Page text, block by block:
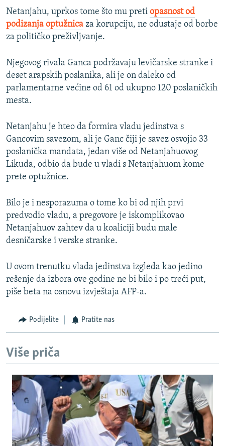
Netanjahu, uprkos tome što mu preti opasnost od
podizanja optužnica za korupciju, ne odustaje od borbe
za političko preživljvanje.
Njegovog rivala Ganca podržavaju levičarske stranke i
deset arapskih poslanika, ali je on daleko od
parlamentarne većine od 61 od ukupno 120 poslaničkih
mesta.
Netanjahu je hteo da formira vladu jedinstva s
Gancovim savezom, ali je Ganc čiji je savez osvojio 33
poslanička mandata, jedan više od Netanjahuovog
Likuda, odbio da bude u vladi s Netanjahuom kome
prete optužnice.
Bilo je i nesporazuma o tome ko bi od njih prvi
predvodio vladu, a pregovore je iskomplikovao
Netanjahuov zahtev da u koaliciji budu male
desničarske i verske stranke.
U ovom trenutku vlada jedinstva izgleda kao jedino
rešenje da izbora ove godine ne bi bilo i po treći put,
piše beta na osnovu izvještaja AFP-a.
Podijelite Pratite nas
Više priča